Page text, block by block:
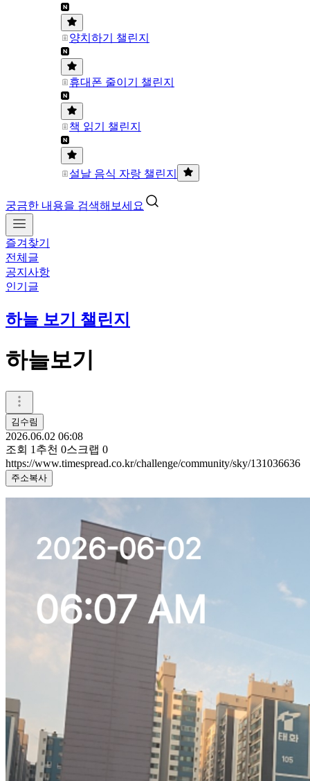
양치하기 챌린지
휴대폰 줄이기 챌린지
책 읽기 챌린지
설날 음식 자랑 챌린지
궁금한 내용을 검색해보세요
즐겨찾기
전체글
공지사항
인기글
하늘 보기 챌린지
하늘보기
김수림
2026.06.02 06:08
조회 1 추천 0스크랩 0
https://www.timespread.co.kr/challenge/community/sky/131036636
주소복사